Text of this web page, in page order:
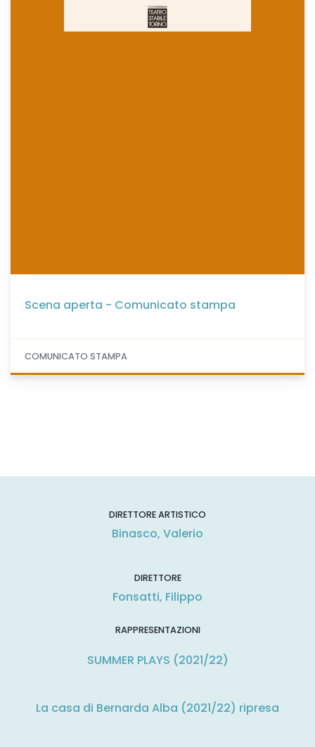
Scena aperta - Comunicato stampa
COMUNICATO STAMPA
DIRETTORE ARTISTICO
Binasco, Valerio
DIRETTORE
Fonsatti, Filippo
RAPPRESENTAZIONI
SUMMER PLAYS (2021/22)
La casa di Bernarda Alba (2021/22) ripresa